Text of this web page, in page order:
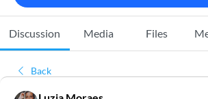
Discussion Media Files
Back